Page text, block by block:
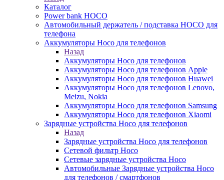
Каталог
Power bank HOCO
Автомобильный держатель / подставка HOCO для
телефона
Аккумуляторы Hoco для телефонов
Назад
Аккумуляторы Hoco для телефонов
Аккумуляторы Hoco для телефонов Apple
Аккумуляторы Hoco для телефонов Huawei
Аккумуляторы Hoco для телефонов Lenovo,
Meizu, Nokia
Аккумуляторы Hoco для телефонов Samsung
Аккумуляторы Hoco для телефонов Xiaomi
Зарядные устройства Hoco для телефонов
Назад
Зарядные устройства Hoco для телефонов
Сетевой фильтр Hoco
Сетевые зарядные устройства Hoco
Автомобильные Зарядные устройства Hoco
для телефонов / смартфонов